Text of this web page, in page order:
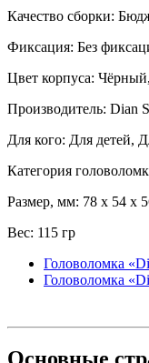
Качество сборки:
Фиксация: Без
Цвет корпуса:
Производитель: Dian
Для кого: Для детей,
Категория
Размер, мм: 78 x 54 x
Вес: 115 гр
Головоломка
Головоломка
Основные